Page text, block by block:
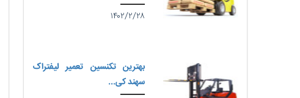
۱۴۰۲/۲/۲۸
بهترین تکنسین تعمیر لیفتراک
سهند کی...